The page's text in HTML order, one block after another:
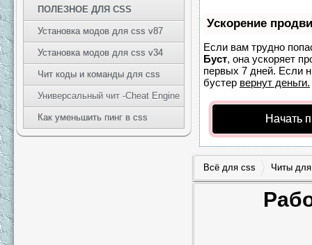
Ускорение
Если вам трудно
Буст, она ускоряет
первых 7 дней. Если
бустер вернут деньги.
Начать
Всё для css Читы
ПОЛЕЗНОЕ ДЛЯ CSS
Установка модов для css v87
Установка модов для css v34
Чит коды и команды для css
Универсальный чит -Cheat Engine
Как уменьшить пинг в css